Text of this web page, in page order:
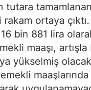
tutara
ortaya
16 bin 881 lira
maaşı,
yükselmiş